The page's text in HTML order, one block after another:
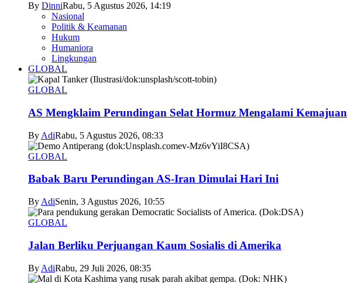
By DinniRabu, 5 Agustus 2026, 14:19
Nasional
Politik & Keamanan
Hukum
Humaniora
Lingkungan
GLOBAL
GLOBAL
AS Mengklaim Perundingan Selat Hormuz Mengalami Kemajuan
By AdiRabu, 5 Agustus 2026, 08:33
GLOBAL
Babak Baru Perundingan AS-Iran Dimulai Hari Ini
By AdiSenin, 3 Agustus 2026, 10:55
GLOBAL
Jalan Berliku Perjuangan Kaum Sosialis di Amerika
By AdiRabu, 29 Juli 2026, 08:35